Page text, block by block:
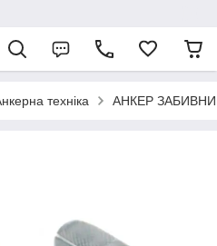
техніка АНКЕР